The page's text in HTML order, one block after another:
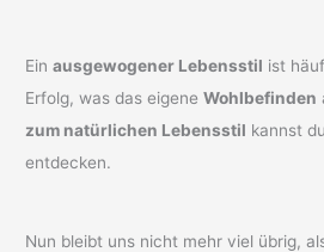
Einausgewogener Lebensstil ist
Erfolg, was das eigeneWohlbefinden
zum natürlichen Lebensstil kannst
entdecken.
Nun bleibt uns nicht mehr viel übrig,